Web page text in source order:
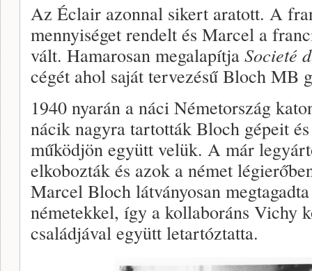
Az Éclair azonnal sikert aratott. A
mennyiséget rendelt és Marcel a
vált. Hamarosan megalapítja Societé
cégét ahol saját tervezésű Bloch MB
1940 nyarán a náci Németország
nácik nagyra tartották Bloch gépeit
működjön együtt velük. A már
elkobozták és azok a német
Marcel Bloch látványosan
németekkel, így a kollaboráns Vichy
családjával együtt letartóztatta.